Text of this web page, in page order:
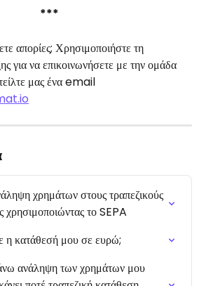
***
απορίες; Χρησιμοποιήστε τη
για να επικοινωνήσετε με την ομάδα
μας ένα email
χρημάτων στους τραπεζικούς
χρησιμοποιώντας το SEPA
η κατάθεσή μου σε ευρώ;
ανάληψη των χρημάτων μου